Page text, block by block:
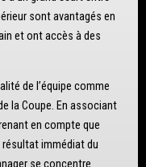
sont avantagés en
et ont accès à des
de l’équipe comme
la Coupe. En associant
en compte que
immédiat du